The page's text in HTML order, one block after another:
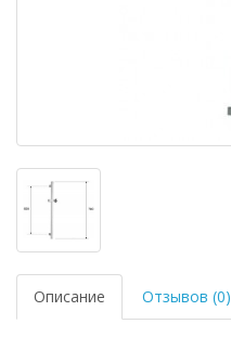
Описание Отзывов (0)